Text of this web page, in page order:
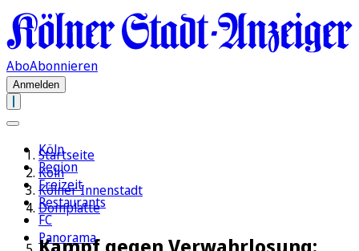
AboAbonnieren
Anmelden
Köln
Region
Freizeit
Restaurants
FC
Panorama
Startseite
Köln
Kölner Innenstadt
Domplatte
Kampf gegen Verwahrlosung: